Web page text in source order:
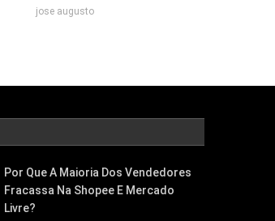
jose augusto
Por Que A Maioria Dos Vendedores
Fracassa Na Shopee E Mercado
Livre?